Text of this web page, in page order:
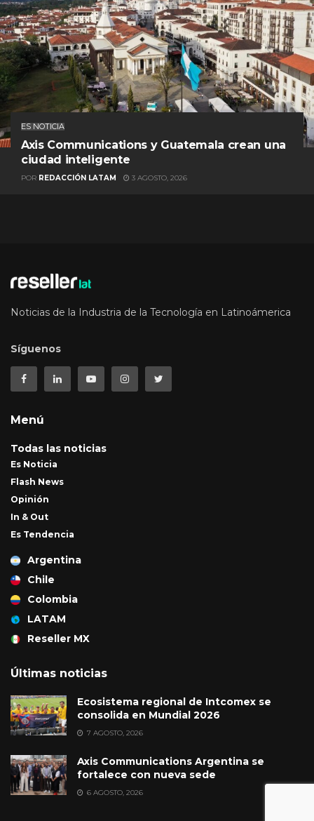
ES NOTICIA
Axis Communications y Guatemala crean una
ciudad inteligente
POR REDACCIÓN LATAM 3 AGOSTO, 2026
Noticias de la Industria de la Tecnología en Latinoámerica
Síguenos
Menú
Todas las noticias
Es Noticia
Flash News
Opinión
In & Out
Es Tendencia
Argentina
Chile
Colombia
LATAM
Reseller MX
Últimas noticias
Ecosistema regional de Intcomex se
consolida en Mundial 2026
7 AGOSTO, 2026
Axis Communications Argentina se
fortalece con nueva sede
6 AGOSTO, 2026